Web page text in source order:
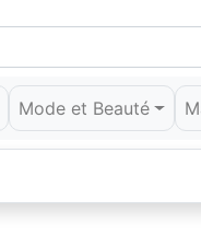
Mode et Beauté